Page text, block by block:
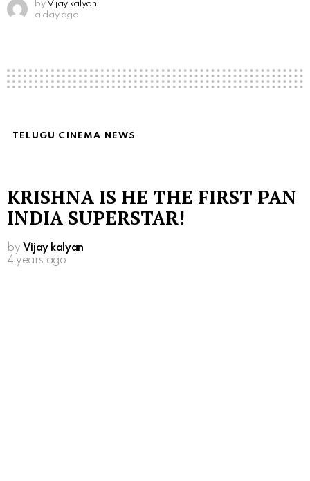
by Vijay kalyan
a day ago
TELUGU CINEMA NEWS
KRISHNA IS HE THE FIRST PAN
INDIA SUPERSTAR!
by Vijay kalyan
4 years ago